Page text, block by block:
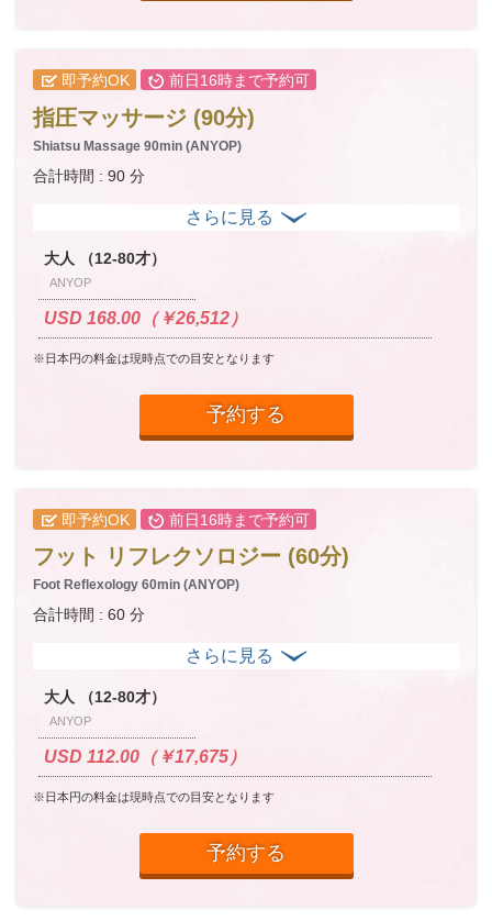
即予約OK 前日16時まで予約可
指圧マッサージ (90分)
Shiatsu Massage 90min (ANYOP)
合計時間 : 90 分
大人 （12-80才）
ANYOP
USD 168.00（￥26,512）
※日本円の料金は現時点での目安となります
予約する
即予約OK 前日16時まで予約可
フット リフレクソロジー (60分)
Foot Reflexology 60min (ANYOP)
合計時間 : 60 分
大人 （12-80才）
ANYOP
USD 112.00（￥17,675）
※日本円の料金は現時点での目安となります
予約する